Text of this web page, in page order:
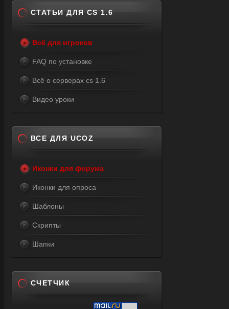
СТАТЬИ ДЛЯ CS 1.6
Всё для игроков
FAQ по установке
Всё о серверах cs 1.6
Видео уроки
ВСЕ ДЛЯ UCOZ
Иконки для форума
Иконки для опроса
Шаблоны
Скрипты
Шапки
СЧЕТЧИК